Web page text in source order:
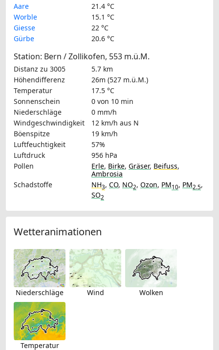
Aare
21.4 °C
Worble
15.1 °C
Giesse
22 °C
Gürbe
20.6 °C
Station: Bern / Zollikofen, 553 m.ü.M.
Distanz zu 3005
5.7 km
Höhendifferenz
26m (527 m.ü.M.)
Temperatur
17.5 °C
Sonnenschein
0 von 10 min
Niederschläge
0 mm/h
Windgeschwindigkeit
12 km/h aus N
Böenspitze
19 km/h
Luftfeuchtigkeit
57%
Luftdruck
956 hPa
Pollen
Erle, Birke, Gräser, Beifuss,
Ambrosia
Schadstoffe
NH3, CO, NO2, Ozon, PM10, PM2.5,
SO2
Wetteranimationen
Niederschläge Wind Wolken
Temperatur